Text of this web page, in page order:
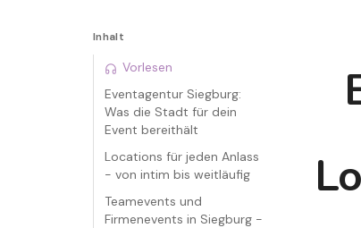
Inhalt
Vorlesen
Eventagentur Siegburg:
Was die Stadt für dein
Event bereithält
Locations für jeden Anlass
- von intim bis weitläufig
Teamevents und
Firmenevents in Siegburg -